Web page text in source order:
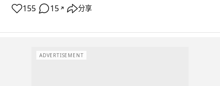
155 15 ↗ 分享
ADVERTISEMENT